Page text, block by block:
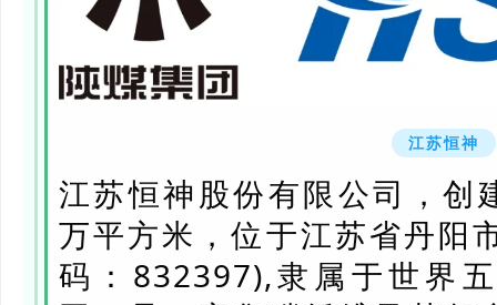
江苏恒神
江苏恒神股份有限公司，创
万平方米，位于江苏省丹阳
码：832397),隶属于世界